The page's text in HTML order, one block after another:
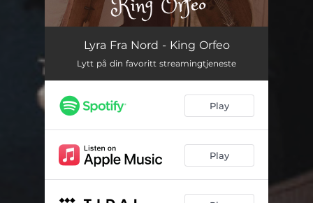
Tillbakeblikk 02:38
Tyr Og Fenrisulven 03:01
Tor Og Geirød 02:49
Skeppskväde
King Orfeo 03:53
Lyra Fra Nord - King Orfeo
Lytt på din favoritt streamingtjeneste
Play
Play